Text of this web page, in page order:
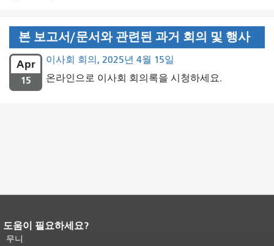
본 보고서/문서와 관련된 과거 회의 및 행사
Apr
15
이사회 회의, 2025년 4월 15일
온라인으로 이사회 회의록을 시청하세요.
페이지 내용 끝입니다.이 페이지의 나
머지 내용은 모든 페이지에 반복됩니
도움이 필요하세요?
무니